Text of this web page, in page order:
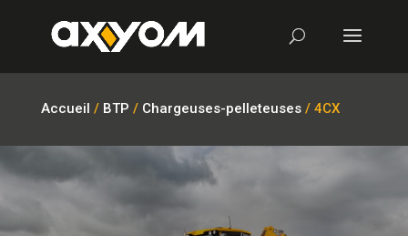
Accueil / BTP / Chargeuses-pelleteuses/ 4CX